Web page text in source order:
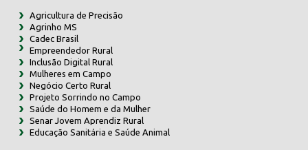
Agricultura de Precisão
Agrinho MS
Cadec Brasil
Empreendedor Rural
Inclusão Digital Rural
Mulheres em Campo
Negócio Certo Rural
Projeto Sorrindo no Campo
Saúde do Homem e da Mulher
Senar Jovem Aprendiz Rural
Educação Sanitária e Saúde Animal